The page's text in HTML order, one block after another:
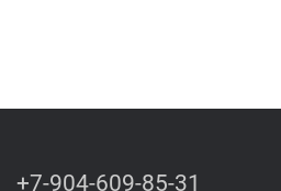
+7-904-609-85-31